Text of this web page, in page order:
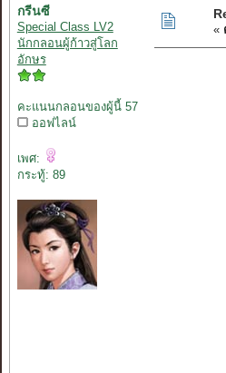
กรีนซี
Special Class LV2
นักกลอนผู้ก้าวสู่โลก
อักษร
คะแนนกลอนของผู้นี้ 57
ออฟไลน์
เพศ:
กระทู้: 89
«